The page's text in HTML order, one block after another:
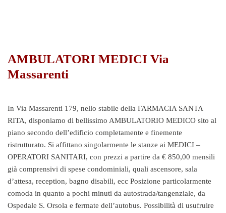
AMBULATORI MEDICI Via
Massarenti
In Via Massarenti 179, nello stabile della FARMACIA SANTA
RITA, disponiamo di bellissimo AMBULATORIO MEDICO sito al
piano secondo dell’edificio completamente e finemente
ristrutturato. Si affittano singolarmente le stanze ai MEDICI –
OPERATORI SANITARI, con prezzi a partire da € 850,00 mensili
già comprensivi di spese condominiali, quali ascensore, sala
d’attesa, reception, bagno disabili, ecc Posizione particolarmente
comoda in quanto a pochi minuti da autostrada/tangenziale, da
Ospedale S. Orsola e fermate dell’autobus. Possibilità di usufruire